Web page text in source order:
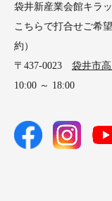
袋井新産業会館キラ
こちらで打合せご希
約）
〒437-0023 袋井市高
10:00 ～ 18:00